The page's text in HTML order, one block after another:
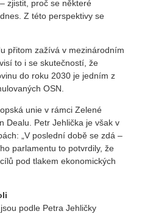
zjistit, proč se některé
Z této perspektivy se
přitom zažívá v mezinárodním
to i se skutečností, že
do roku 2030 je jedním z
OSN.
unie v rámci Zelené
Dealu. Petr Jehlička je však v
„V poslední době se zdá –
parlamentu to potvrdily, že
pod tlakem ekonomických
podle Petra Jehličky